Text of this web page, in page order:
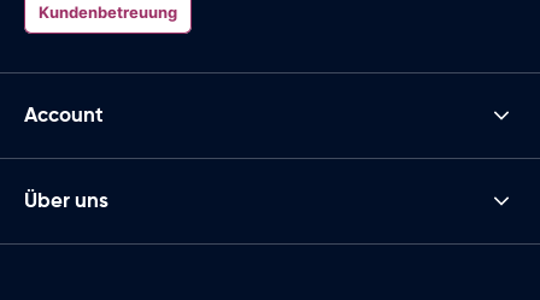
Kundenbetreuung
Account
Über uns